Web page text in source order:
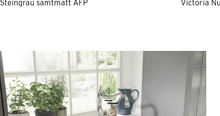
Steingrau samtmatt AFP Victoria